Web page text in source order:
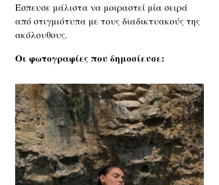
Έσπευσε μάλιστα να μοιραστεί μία σειρά
από στιγμιότυπα με τους διαδικτυακούς της
ακόλουθους.
Οι φωτογραφίες που δημοσίευσε: